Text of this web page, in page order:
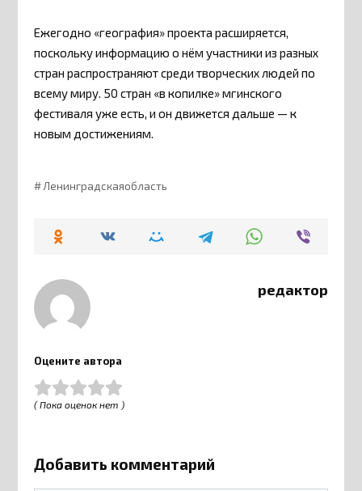
Ежегодно «география» проекта расширяется,
поскольку информацию о нём участники из разных
стран распространяют среди творческих людей по
всему миру. 50 стран «в копилке» мгинского
фестиваля уже есть, и он движется дальше — к
новым достижениям.
Ленинградскаяобласть
редактор
Оцените автора
( Пока оценок нет )
Добавить комментарий